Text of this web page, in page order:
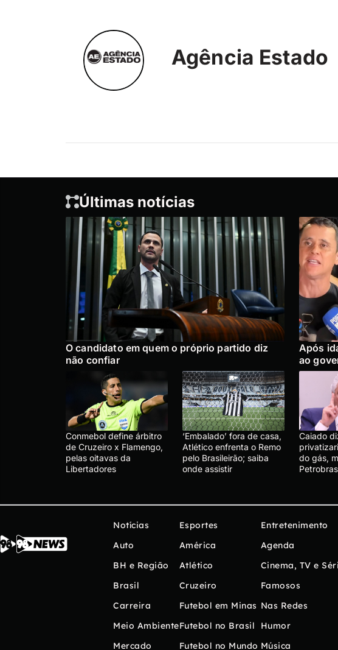
Agência Estado
Últimas notícias
O candidato em quem o próprio partido diz
não confiar
Após
ao
Conmebol define árbitro
de Cruzeiro x Flamengo,
pelas oitavas da
Libertadores
‘Embalado’ fora de casa,
Atlético enfrenta o Remo
pelo Brasileirão; saiba
onde assistir
Caiado
do gás,
Notícias
Auto
BH e Região
Brasil
Carreira
Meio Ambiente
Mercado
Esportes
América
Atlético
Cruzeiro
Futebol em Minas
Futebol no Brasil
Futebol no Mundo
Entretenimento
Agenda
Cinema, TV e
Famosos
Nas Redes
Humor
Música